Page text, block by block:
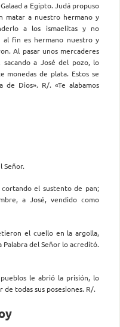
a Egipto. Judá propuso
matar a nuestro hermano y
a los ismaelitas y no
al fin es hermano nuestro y
Al pasar unos mercaderes
a José del pozo, lo
monedas de plata. Estos se
de Dios». R/. «Te alabamos
Señor.
el sustento de pan;
a José, vendido como
el cuello en la argolla,
Palabra del Señor lo acreditó.
le abrió la prisión, lo
de todas sus posesiones. R/.